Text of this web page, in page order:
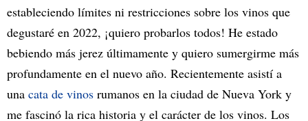
estableciendo límites ni restricciones sobre los vinos que
degustaré en 2022, ¡quiero probarlos todos! He estado
bebiendo más jerez últimamente y quiero sumergirme más
profundamente en el nuevo año. Recientemente asistí a
una cata de vinos rumanos en la ciudad de Nueva York y
me fascinó la rica historia y el carácter de los vinos. Los